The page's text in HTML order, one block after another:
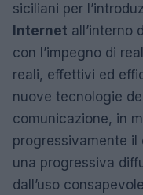
siciliani per
Internet all’interno
con l’impegno di
reali, effettivi ed
nuove tecnologie
comunicazione, in
progressivamente il
una progressiva
dall’uso